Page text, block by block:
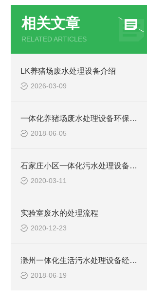
相关文章
RELATED ARTICLES
LK养猪场废水处理设备介绍
2026-03-09
一体化养猪场废水处理设备环保局新要求
2018-06-05
石家庄小区一体化污水处理设备技术参数
2020-03-11
实验室废水的处理流程
2020-12-23
滁州一体化生活污水处理设备经销商
2018-06-19